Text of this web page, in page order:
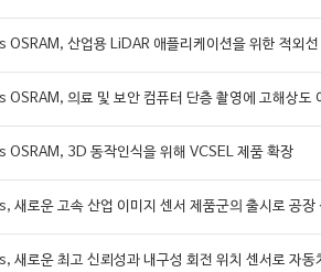
OSRAM, 산업용 LiDAR 애플리케이션을 위한 적외
OSRAM, 의료 및 보안 컴퓨터 단층 촬영에 고해상도
OSRAM, 3D 동작인식을 위해 VCSEL 제품 확장
새로운 고속 산업 이미지 센서 제품군의 출시로 공장
새로운 최고 신뢰성과 내구성 회전 위치 센서로 자동